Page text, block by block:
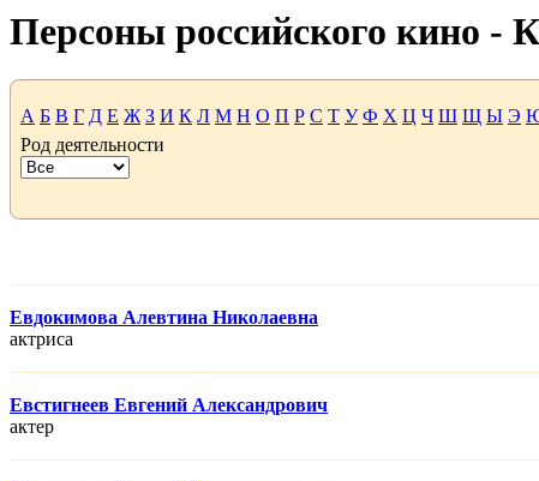
Персоны российского кино -
А Б В Г Д Е Ж З И К Л М Н О П Р С Т У Ф Х Ц Ч Ш Щ Ы Э
Род деятельности
Евдокимова Алевтина Николаевна
актриса
Евстигнеев Евгений Александрович
актер